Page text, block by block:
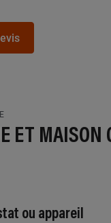
ET MAISON
ou appareil